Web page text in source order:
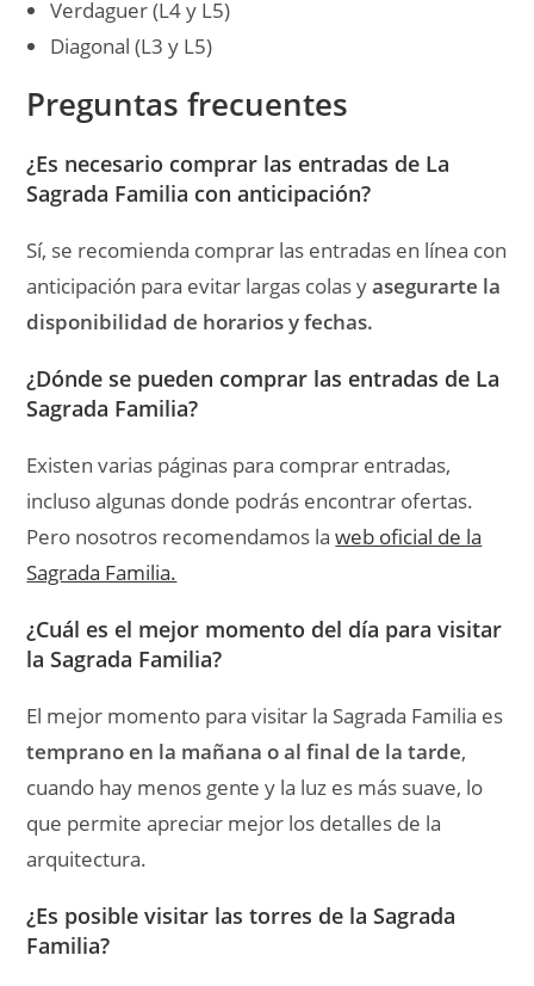
Verdaguer (L4 y L5)
Diagonal (L3 y L5)
Preguntas frecuentes
¿Es necesario comprar las entradas de La
Sagrada Familia con anticipación?
Sí, se recomienda comprar las entradas en línea con
anticipación para evitar largas colas yasegurarte la
disponibilidad de horarios y fechas.
¿Dónde se pueden comprar las entradas de La
Sagrada Familia?
Existen varias páginas para comprar entradas,
incluso algunas donde podrás encontrar ofertas.
Pero nosotros recomendamos laweb oficial de la
Sagrada Familia.
¿Cuál es el mejor momento del día para visitar
la Sagrada Familia?
El mejor momento para visitar la Sagrada Familia es
temprano en la mañana o al final de la tarde,
cuando hay menos gente y la luz es más suave, lo
que permite apreciar mejor los detalles de la
arquitectura.
¿Es posible visitar las torres de la Sagrada
Familia?